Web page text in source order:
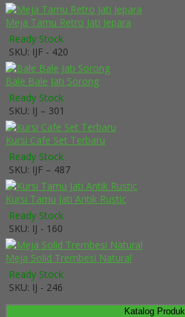
Meja Tamu Retro Jati Jepara
Ready Stock
SKU: IJF - 420
Bale Bale Jati Sorong
Ready Stock
SKU: IJ – 301
Kursi Cafe Set Terbaru
Ready Stock
SKU: IJF – 487
Kursi Tamu Jati Antik Rustic
Ready Stock
SKU: IJ - 160
Meja Solid Trembesi Natural
Ready Stock
SKU: IJ - 246
Katalog Produk